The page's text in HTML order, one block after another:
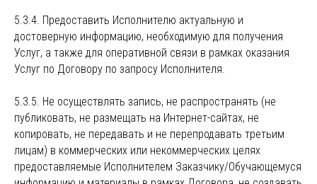
5.3.4. Предоставить Исполнителю актуальную и
достоверную информацию, необходимую для получения
Услуг, а также для оперативной связи в рамках оказания
Услуг по Договору по запросу Исполнителя.
5.3.5. Не осуществлять запись, не распространять (не
публиковать, не размещать на Интернет-сайтах, не
копировать, не передавать и не перепродавать третьим
лицам) в коммерческих или некоммерческих целях
предоставляемые Исполнителем Заказчику/Обучающемуся